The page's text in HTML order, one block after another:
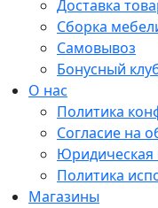
Доставка
Сборка
Самовывоз
Бонусный
О нас
Политика
Согласие на
Политика
Магазины